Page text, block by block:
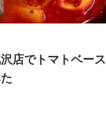
店でトマトベース